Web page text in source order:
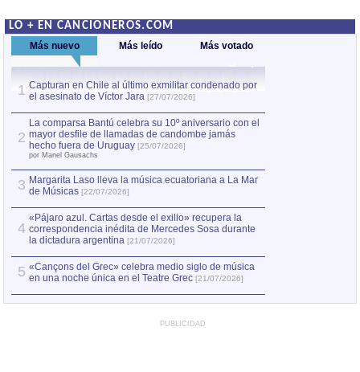
LO + EN CANCIONEROS.COM
Más nuevo Más leído Más votado
1 Capturan en Chile al último exmilitar condenado por
el asesinato de Víctor Jara [27/07/2026]
2
La comparsa Bantú celebra su 10º aniversario con el
mayor desfile de llamadas de candombe jamás
hecho fuera de Uruguay [25/07/2026]
por Manel Gausachs
3 Margarita Laso lleva la música ecuatoriana a La Mar
de Músicas [22/07/2026]
4
«Pájaro azul. Cartas desde el exilio» recupera la
correspondencia inédita de Mercedes Sosa durante
la dictadura argentina [21/07/2026]
5 «Cançons del Grec» celebra medio siglo de música
en una noche única en el Teatre Grec [21/07/2026]
PUBLICIDAD